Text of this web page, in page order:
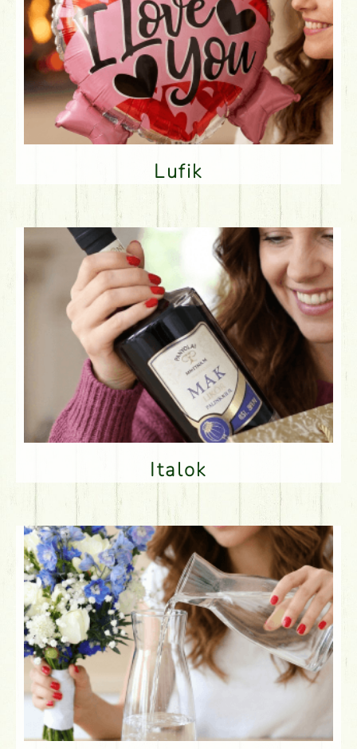
Lufik
Italok